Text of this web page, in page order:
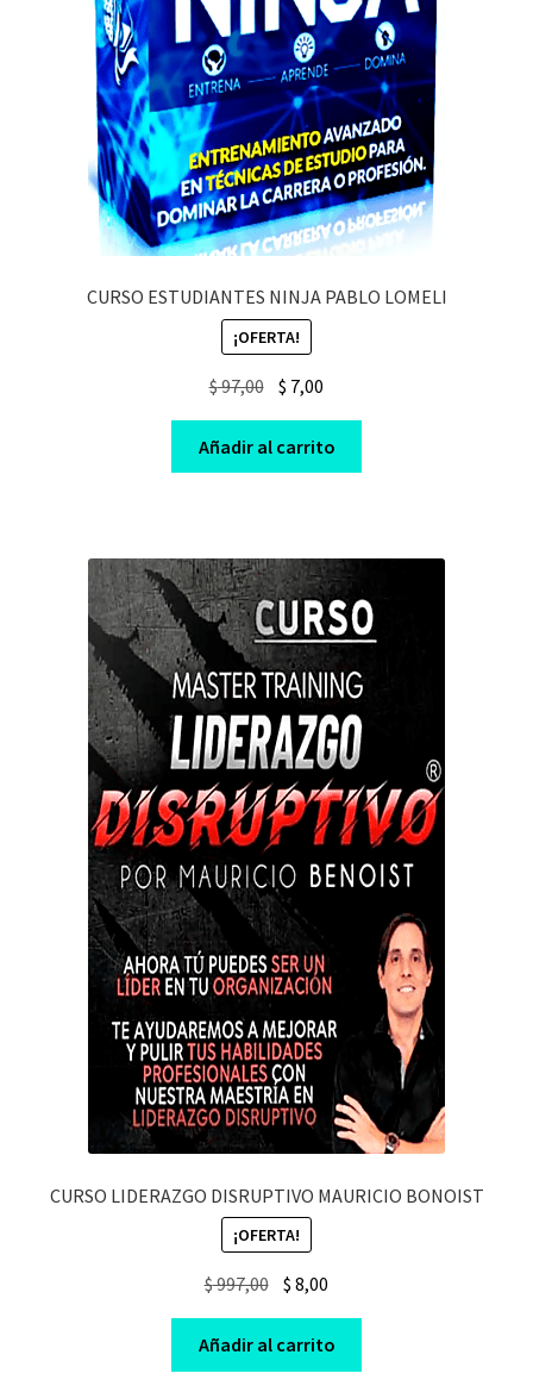
CURSO ESTUDIANTES NINJA PABLO LOMELI
¡OFERTA!
$97,00 Original
was:
$ 97,00.
$ 7,00
is:
$ 7,00.
Añadir al carrito
CURSO LIDERAZGO DISRUPTIVO MAURICIO BONOIST
¡OFERTA!
$997,00 Original
price
was:
$ 997,00.
$ 8,00
price
is:
$ 8,00.
Añadir al carrito